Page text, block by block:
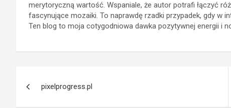
merytoryczną wartość. Wspaniale, że autor potrafi łączyć
fascynujące mozaiki. To naprawdę rzadki przypadek, gdy w
Ten blog to moja cotygodniowa dawka pozytywnej energii i
navigation
pixelprogress.pl